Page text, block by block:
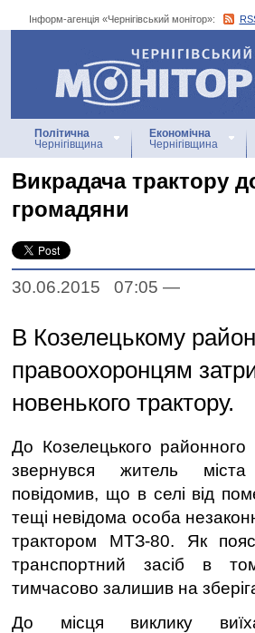
Інформ-агенція «Чернігівський монітор»:
Інформ-агенція
«Чернігівський монітор»
Політична
Чернігівщина
Економічна
Чернігівщина
Викрадача трактору
громадяни
30.06.2015 07:05 —
В Козелецькому
правоохоронцям
новенького трактору.
До Козелецького районного
звернувся житель
повідомив, що в селі від
тещі невідома особа
трактором МТЗ-80. Як
транспортний засіб в
тимчасово залишив на
До місця виклику